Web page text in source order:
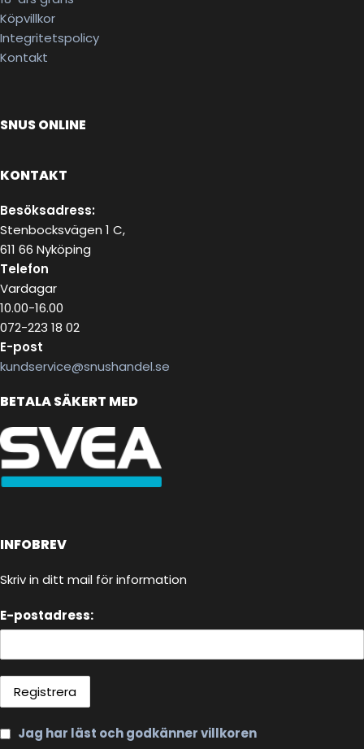
Köpvillkor
Integritetspolicy
Kontakt
SNUS ONLINE
KONTAKT
Besöksadress:
Stenbocksvägen 1 C,
611 66 Nyköping
Telefon
Vardagar
10.00-16.00
072-223 18 02
E-post
kundservice@snushandel.se
BETALA SÄKERT MED
INFOBREV
Skriv in ditt mail för information
E-postadress:
Jag har läst och godkänner villkoren